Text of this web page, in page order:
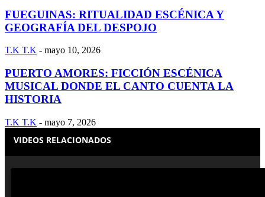
FUEGUINAS: RITUALIDAD ESCÉNICA Y
GEOGRAFÍA DEL DESPOJO
T.K T.K - mayo 10, 2026
PUERTO AMORES: FICCIÓN ESCÉNICA
MUSICAL DONDE EL CANTO CUENTA LA
HISTORIA
T.K T.K - mayo 7, 2026
VIDEOS RELACIONADOS